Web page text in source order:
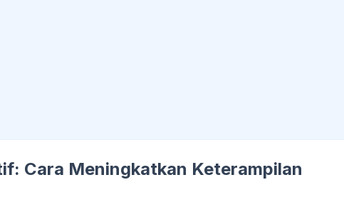
Cara Meningkatkan Keterampilan